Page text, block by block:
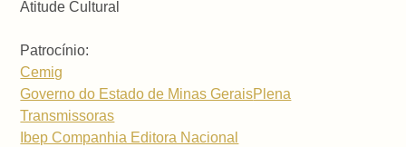
Atitude Cultural
Patrocínio:
Cemig
Governo do Estado de Minas GeraisPlena
Transmissoras
Ibep Companhia Editora Nacional